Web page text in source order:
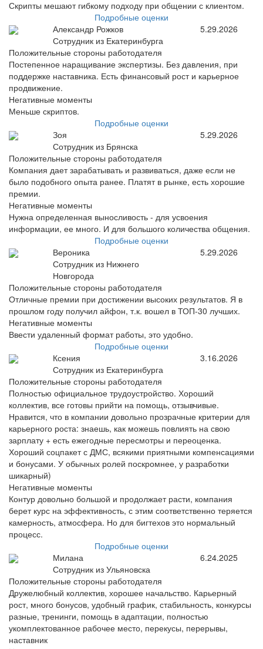
Скрипты мешают гибкому подходу при общении с клиентом.
Подробные оценки
Александр Рожков
Сотрудник из Екатеринбурга
5.29.2026
Положительные стороны работодателя
Постепенное наращивание экспертизы. Без давления, при
поддержке наставника. Есть финансовый рост и карьерное
продвижение.
Негативные моменты
Меньше скриптов.
Подробные оценки
Зоя
Сотрудник из Брянска
5.29.2026
Положительные стороны работодателя
Компания дает зарабатывать и развиваться, даже если не
было подобного опыта ранее. Платят в рынке, есть хорошие
премии.
Негативные моменты
Нужна определенная выносливость - для усвоения
информации, ее много. И для большого количества общения.
Подробные оценки
Вероника
Сотрудник из Нижнего
Новгорода
5.29.2026
Положительные стороны работодателя
Отличные премии при достижении высоких результатов. Я в
прошлом году получил айфон, т.к. вошел в ТОП-30 лучших.
Негативные моменты
Ввести удаленный формат работы, это удобно.
Подробные оценки
Ксения
Сотрудник из Екатеринбурга
3.16.2026
Положительные стороны работодателя
Полностью официальное трудоустройство. Хороший
коллектив, все готовы прийти на помощь, отзывчивые.
Нравится, что в компании довольно прозрачные критерии для
карьерного роста: знаешь, как можешь повлиять на свою
зарплату + есть ежегодные пересмотры и переоценка.
Хороший соцпакет с ДМС, всякими приятными компенсациями
и бонусами. У обычных ролей поскромнее, у разработки
шикарный)
Негативные моменты
Контур довольно большой и продолжает расти, компания
берет курс на эффективность, с этим соответственно теряется
камерность, атмосфера. Но для бигтехов это нормальный
процесс.
Подробные оценки
Милана
Сотрудник из Ульяновска
6.24.2025
Положительные стороны работодателя
Дружелюбный коллектив, хорошее начальство. Карьерный
рост, много бонусов, удобный график, стабильность, конкурсы
разные, тренинги, помощь в адаптации, полностью
укомплектованное рабочее место, перекусы, перерывы,
наставник